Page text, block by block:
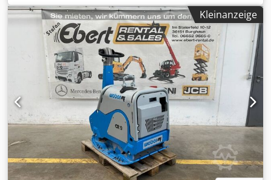
Amysrf * Angaben ohne Gewähr und Zwischenverkauf
vorbehalten.
Kleinanzeige